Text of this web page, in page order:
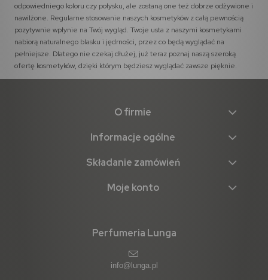
odpowiedniego koloru czy połysku, ale zostaną one też dobrze odżywione i
nawilżone. Regularne stosowanie naszych kosmetyków z całą pewnością
pozytywnie wpłynie na Twój wygląd. Twoje usta z naszymi kosmetykami
nabiorą naturalnego blasku i jędrności, przez co będą wyglądać na
pełniejsze. Dlatego nie czekaj dłużej, już teraz poznaj naszą szeroką
ofertę kosmetyków, dzięki którym będziesz wyglądać zawsze pięknie.
O firmie
Informacje ogólne
Składanie zamówień
Moje konto
Perfumeria Lunga
info@lunga.pl